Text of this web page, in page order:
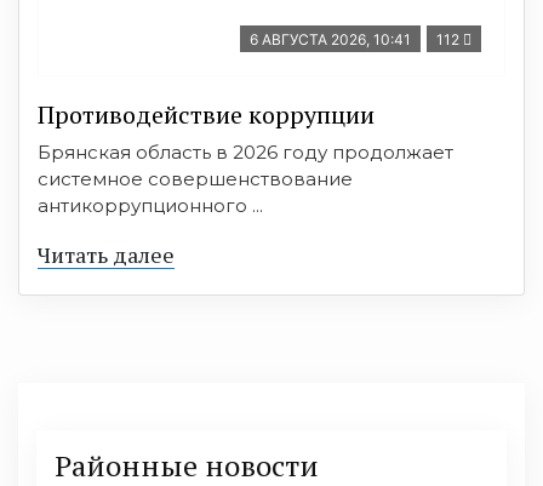
6 АВГУСТА 2026, 10:41 112
Противодействие коррупции
Брянская область в 2026 году продолжает
системное совершенствование
антикоррупционного ...
Читать далее
Районные новости